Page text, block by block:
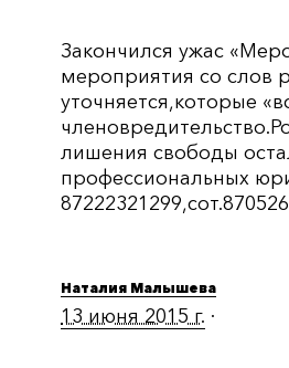
Закончился ужас
мероприятия со слов
уточняется,которые
лишения свободы
профессиональных
Наталия Малышева
13 июня 2015 г. ·